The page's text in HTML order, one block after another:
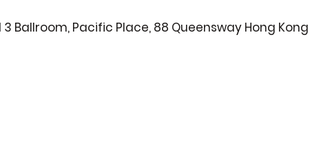
3 Ballroom, Pacific Place, 88 Queensway Hong Kong